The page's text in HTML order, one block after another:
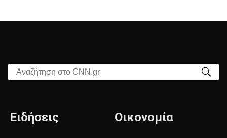
Αναζήτηση στο CNN.gr
Ειδήσεις Οικονομία